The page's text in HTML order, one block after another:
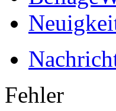
Fehler